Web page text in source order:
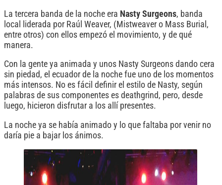
La tercera banda de la noche era Nasty Surgeons, banda
local liderada por Raúl Weaver, (Mistweaver o Mass Burial,
entre otros) con ellos empezó el movimiento, y de qué
manera.
Con la gente ya animada y unos Nasty Surgeons dando cera
sin piedad, el ecuador de la noche fue uno de los momentos
más intensos. No es fácil definir el estilo de Nasty, según
palabras de sus componentes es deathgrind, pero, desde
luego, hicieron disfrutar a los allí presentes.
La noche ya se había animado y lo que faltaba por venir no
daría pie a bajar los ánimos.